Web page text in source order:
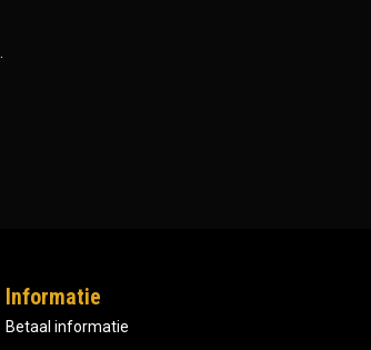
Informatie
Betaal informatie